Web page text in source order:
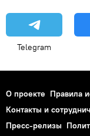
Telegram
О проекте Правила
Контакты и
Пресс-релизы